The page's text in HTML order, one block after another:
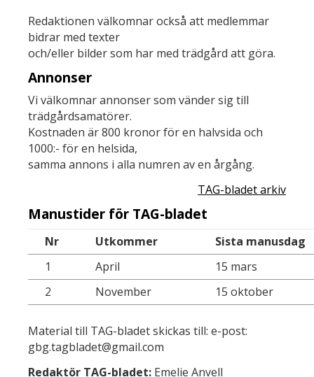
Redaktionen välkomnar också att medlemmar
bidrar med texter
och/eller bilder som har med trädgård att göra.
Annonser
Vi välkomnar annonser som vänder sig till
trädgårdsamatörer.
Kostnaden är 800 kronor för en halvsida och
1000:- för en helsida,
samma annons i alla numren av en årgång.
TAG-bladet arkiv
Manustider för TAG-bladet
Nr Utkommer
Sista manusdag
1
April
15 mars
2
November 15 oktober
Material till TAG-bladet skickas till: e-post:
gbg.tagbladet@gmail.com
Redaktör TAG-bladet:Emelie Anvell